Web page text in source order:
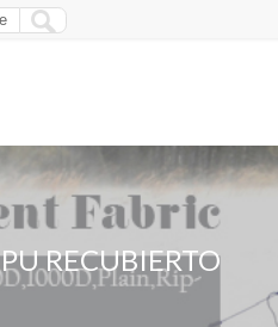
RECUBIERTO